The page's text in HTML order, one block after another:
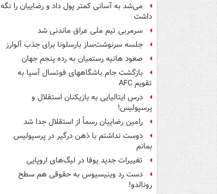
می‌شد به آسانی کمتر پول داد و رضاییان را نگه
داشت
سرمربی تیم ملی عراق ماندنی شد
جلسه سرنوشت‌ساز بارسلونا برای جذب آلوارز
صعود هانیه رستمیان به رده پنجم جهان
بازگشت جام باشگاههای فوتسال آسیا به
تقویم AFC
درس ایتالیایی‌ به بازیکنان استقلال و
پرسپولیس!
رامین رضاییان رسماً از استقلال جدا شد
دوست نداشتم با ذهن درگیر در پرسپولیس
بمانم
تغییرات جدید یوفا در لیگ‌های اروپایی
دست رد وینیسیوس به حقوقی هم سطح
رونالدو!